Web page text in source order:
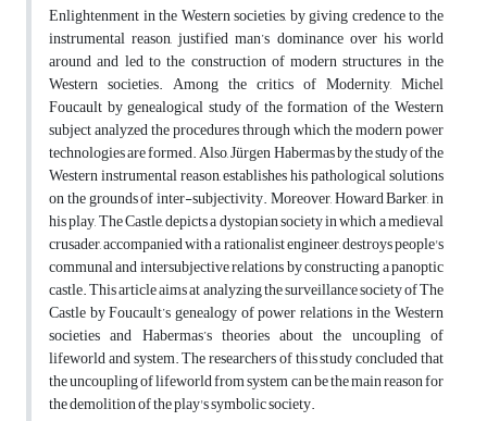
Enlightenment in the Western societies, by giving credence to the
instrumental reason, justified man’s dominance over his world
around and led to the construction of modern structures in the
Western societies. Among the critics of Modernity, Michel
Foucault by genealogical study of the formation of the Western
subject analyzed the procedures through which the modern power
technologies are formed. Also, Jürgen Habermas by the study of the
Western instrumental reason, establishes his pathological solutions
on the grounds of inter-subjectivity. Moreover, Howard Barker, in
his play, The Castle, depicts a dystopian society in which a medieval
crusader, accompanied with a rationalist engineer, destroys people's
communal and intersubjective relations by constructing a panoptic
castle. This article aims at analyzing the surveillance society of The
Castle by Foucault’s genealogy of power relations in the Western
societies and Habermas’s theories about the uncoupling of
lifeworld and system. The researchers of this study concluded that
the uncoupling of lifeworld from system can be the main reason for
the demolition of the play's symbolic society.